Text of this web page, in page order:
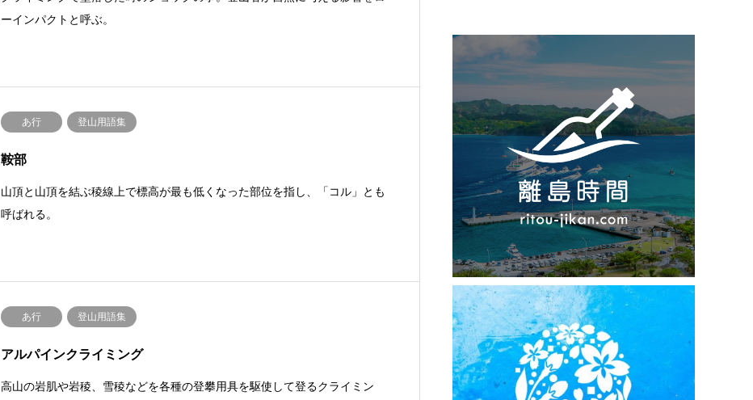
ーインパクトと呼ぶ。
あ行 登山用語集
鞍部
山頂と山頂を結ぶ稜線上で標高が最も低くなった部位を指し、「コル」とも
呼ばれる。
あ行 登山用語集
アルパインクライミング
高山の岩肌や岩稜、雪稜などを各種の登攀用具を駆使して登るクライミン